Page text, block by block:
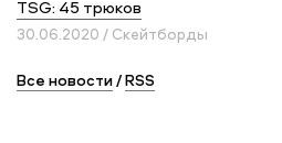
TSG: 45 трюков
30.06.2020 / Скейтборды
Все новости/RSS